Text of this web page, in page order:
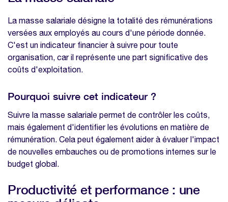
Pourquoi suivre cet indicateur ?
Productivité et performance : une mesure
délicate
Comment suivre ces indicateurs ?
Taux d’absentéisme : un thermomètre de la
Implications et actions
Taux de turnover : un indicateur de fidélité
Indicateurs liés au recrutement : mesurer
pour optimiser
Indicateurs liés à la formation : clés de
Santé au travail : un enjeu majeur
La masse salariale désigne la totalité des rémunérations
versées aux employés au cours d'une période donnée.
C'est un indicateur financier à suivre pour toute
organisation, car il représente une part significative des
coûts d'exploitation.
Pourquoi suivre cet indicateur ?
Suivre la masse salariale permet de contrôler les coûts,
mais également d'identifier les évolutions en matière de
rémunération. Cela peut également aider à évaluer l'impact
de nouvelles embauches ou de promotions internes sur le
budget global.
Productivité et performance : une